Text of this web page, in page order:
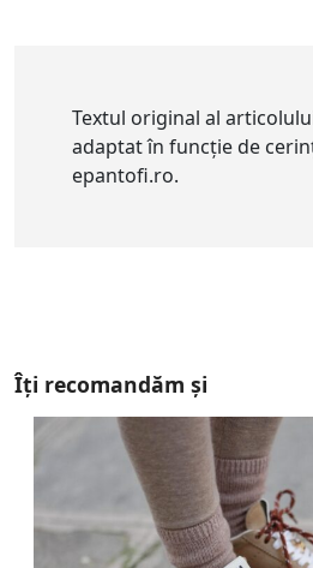
Textul original al
adaptat în funcție de
epantofi.ro.
Îți recomandăm și